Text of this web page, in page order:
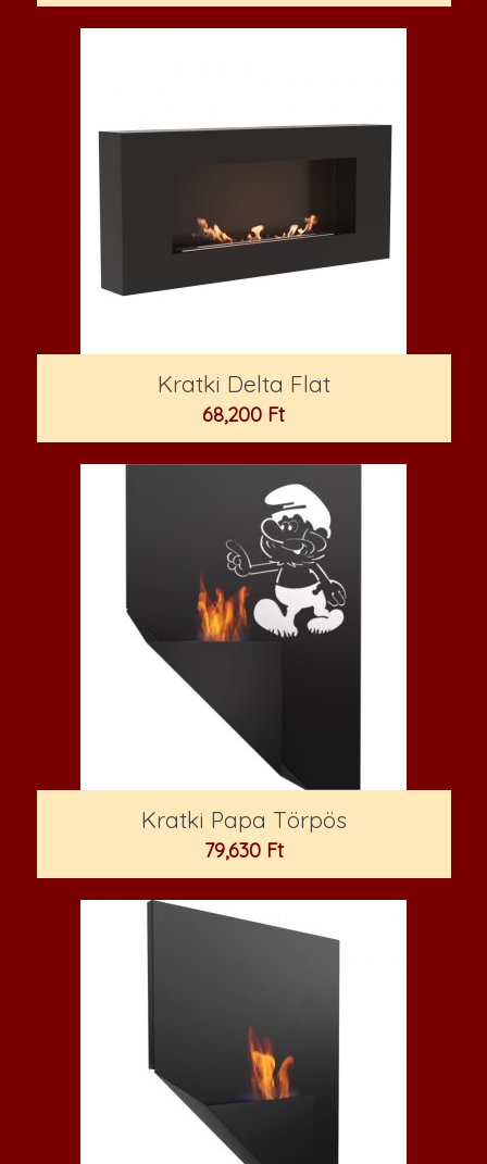
Kratki Delta Flat
68,200 Ft
Kratki Papa Törpös
79,630 Ft